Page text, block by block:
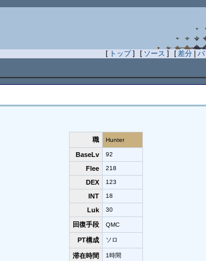
[ トップ] [ ソース ] [ 差分 |バ
職 Hunter
BaseLv 92
Flee 218
DEX 123
INT 18
Luk 30
回復手段 QMC
PT構成 ソロ
滞在時間 1時間